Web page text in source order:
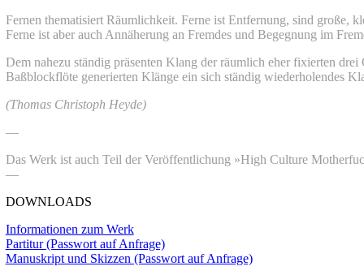
Fernen thematisiert Räumlichkeit. Ferne ist Entfernung, sind große,
Ferne ist aber auch Annäherung an Fremdes und Begegnung im
Dem nahezu ständig präsenten Klang der räumlich eher fixierten
Baßblockflöte generierten Klänge ein sich ständig wiederholendes
(Thomas Christoph Heyde)
—
Das Werk ist auch Teil der Veröffentlichung »High Culture
—
DOWNLOADS
Informationen zum Werk
Partitur (Passwort auf Anfrage)
Manuskript und Skizzen (Passwort auf Anfrage)